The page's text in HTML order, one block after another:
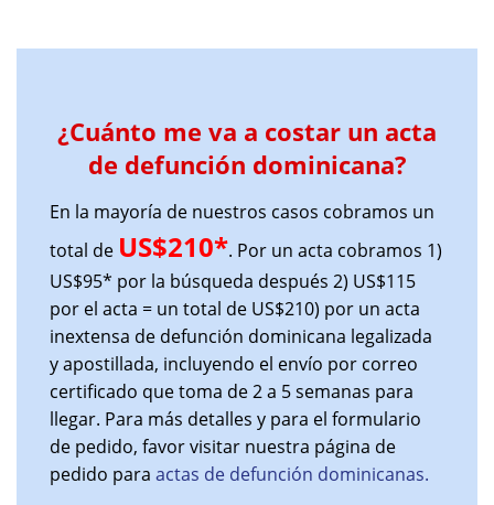
¿Cuánto me va a costar un acta
de defunción dominicana?
En la mayoría de nuestros casos cobramos un
total de US$210*. Por un acta cobramos 1)
US$95* por la búsqueda después 2) US$115
por el acta = un total de US$210) por un acta
inextensa de defunción dominicana legalizada
y apostillada, incluyendo el envío por correo
certificado que toma de 2 a 5 semanas para
llegar. Para más detalles y para el formulario
de pedido, favor visitar nuestra página de
pedido para actas de defunción dominicanas.